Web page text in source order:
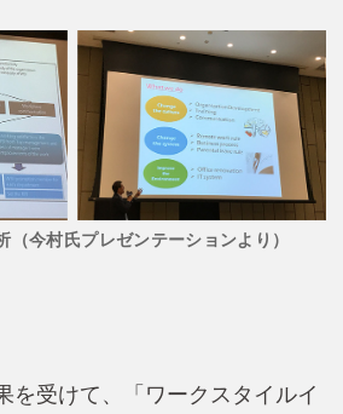
（今村氏プレゼンテーションより）
を受けて、「ワークスタイルイ